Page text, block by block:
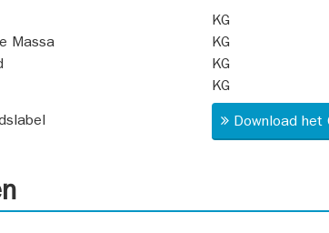
KG
Massa
KG
KG
KG
Download